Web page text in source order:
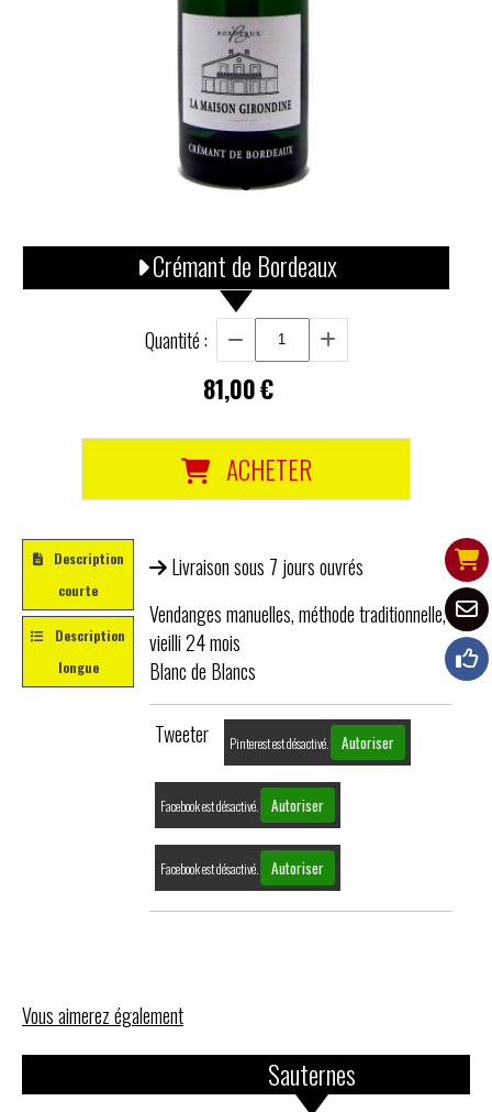
Crémant de Bordeaux
Quantité :
81,00€
ACHETER
Description
courte
Description
longue
Livraison sous 7 jours ouvrés
Vendanges manuelles, méthode traditionnelle,
vieilli 24 mois
Blanc de Blancs
Tweeter Pinterest est désactivé. Autoriser
Facebook est désactivé. Autoriser
Facebook est désactivé. Autoriser
Vous aimerez également
Champagne 1er Cru